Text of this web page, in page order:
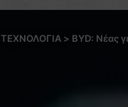
ΤΕΧΝΟΛΟΓΙΑ > BYD: Νέας